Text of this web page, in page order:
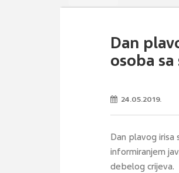
Dan
osoba
24.05.2019.
Dan plavog irisa
informiranjem
debelog crijeva.